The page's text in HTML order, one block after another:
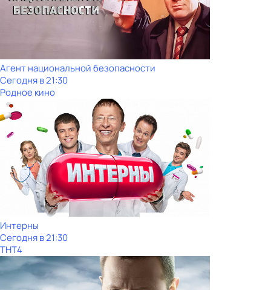
Агент национальной безопасности
Сегодня в 21:30
Родное кино
Интерны
Сегодня в 21:30
ТНТ4